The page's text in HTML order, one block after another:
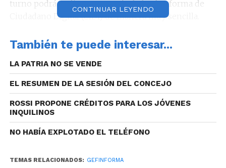
turno podrá realizarse a través de la plataforma de
Ciudadano Digital (CIDI) de manera muy sencilla.
Aquellas personas que tengan un usuario en dicha
plataforma, deberán dirigirse al Turnero Provincial.
Una vez allí, seleccionar “Reservar Turno Online” y
en el buscador poner la palabra “Testeo”. Elegir el
centro de testeo de la Nueva Terminal y luego se
despliega un calendario con días y horarios.
Quienes no tenga Ciudadano Digital, recordamos que
CONTINUAR LEYENDO
También te puede interesar...
LA PATRIA NO SE VENDE
EL RESUMEN DE LA SESIÓN DEL CONCEJO
ROSSI PROPONE CRÉDITOS PARA LOS JÓVENES
INQUILINOS
NO HABÍA EXPLOTADO EL TELÉFONO
TEMAS RELACIONADOS: GEFINFORMA